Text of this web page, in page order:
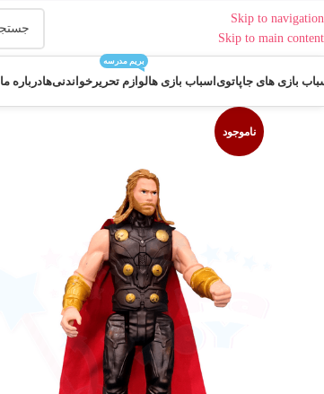
Skip to navigation
Skip to main content
بازی های جاپاتویاسباب بازی هالوازم تحریر
بریم مدرسه
خواندنی‌هادرباره ما
ناموجود